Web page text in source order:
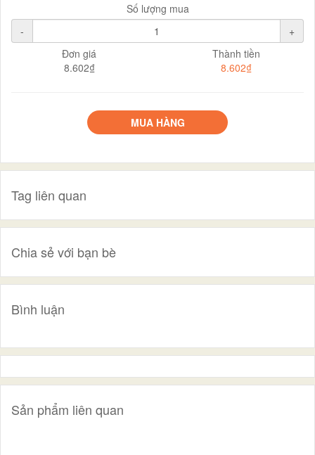
Số lượng mua
-
+
Đơn giá
8.602₫
Thành tiền
8.602₫
MUA HÀNG
Tag liên quan
Chia sẻ với bạn bè
Bình luận
Sản phẩm liên quan